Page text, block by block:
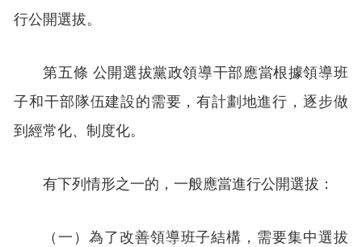
行公開選拔。
第五條 公開選拔黨政領導干部應當根據領導班
子和干部隊伍建設的需要，有計劃地進行，逐步做
到經常化、制度化。
有下列情形之一的，一般應當進行公開選拔：
（一）為了改善領導班子結構，需要集中選拔